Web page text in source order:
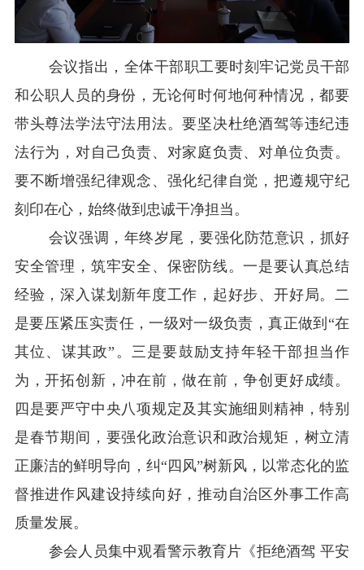
会议指出，全体干部职工要时刻牢记党员干部
和公职人员的身份，无论何时何地何种情况，都要
带头尊法学法守法用法。要坚决杜绝酒驾等违纪违
法行为，对自己负责、对家庭负责、对单位负责。
要不断增强纪律观念、强化纪律自觉，把遵规守纪
刻印在心，始终做到忠诚干净担当。
会议强调，年终岁尾，要强化防范意识，抓好
安全管理，筑牢安全、保密防线。一是要认真总结
经验，深入谋划新年度工作，起好步、开好局。二
是要压紧压实责任，一级对一级负责，真正做到“在
其位、谋其政”。三是要鼓励支持年轻干部担当作
为，开拓创新，冲在前，做在前，争创更好成绩。
四是要严守中央八项规定及其实施细则精神，特别
是春节期间，要强化政治意识和政治规矩，树立清
正廉洁的鲜明导向，纠“四风”树新风，以常态化的监
督推进作风建设持续向好，推动自治区外事工作高
质量发展。
参会人员集中观看警示教育片《拒绝酒驾 平安